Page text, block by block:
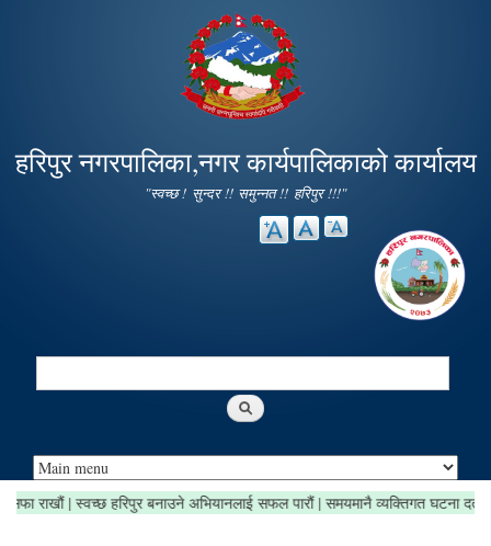
main
content
हरिपुर नगरपालिका,नगर कार्यपालिकाको कार्यालय
"स्वच्छ ! सुन्दर !! समुन्नत !! हरिपुर !!!"
Search
क्षेत्र सफा राखौं | स्वच्छ हरिपुर बनाउने अभियानलाई सफल पारौं | समयमानै व्यक्तिगत घटना